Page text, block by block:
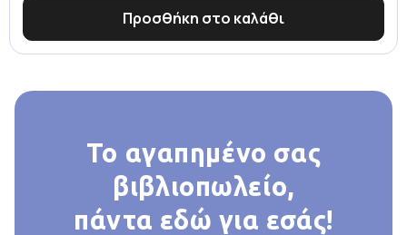
Προσθήκη στο καλάθι
Το αγαπημένο σας
βιβλιοπωλείο,
πάντα εδώ για εσάς!